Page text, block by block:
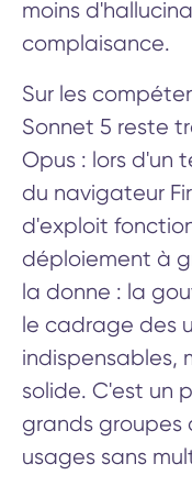
moins
complaisance.
Sur les
Sonnet 5 reste
Opus : lors d'un
du navigateur
d'exploit
déploiement à
la donne : la
le cadrage des
indispensables,
solide. C'est un
grands groupes
usages sans